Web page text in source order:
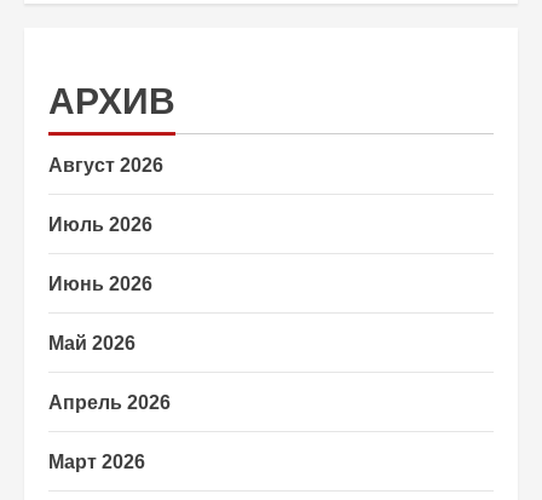
АРХИВ
Август 2026
Июль 2026
Июнь 2026
Май 2026
Апрель 2026
Март 2026